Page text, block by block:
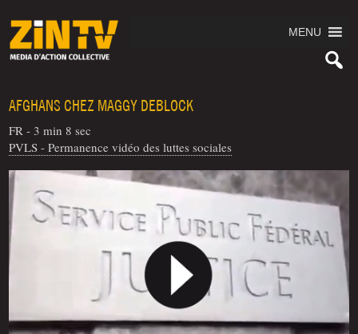
MENU
AFGHANS CHEZ MAGGY DEBLOCK
FR - 3 min 8 sec
PVLS - Permanence vidéo des luttes sociales